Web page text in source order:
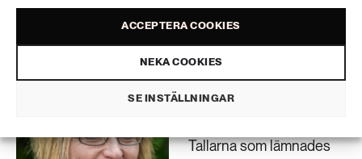
ACCEPTERA COOKIES
NEKA COOKIES
SE INSTÄLLNINGAR
utvecklingen mellan områden som kalhöggs och
områden som lämnades orörda.
– I naturreservaten
skedde en snabb
naturlig återväxt. Det var
Tallarna som lämnades